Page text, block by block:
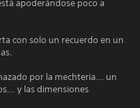
apoderándose poco a
con solo un recuerdo en un
por la mechteria... un
y las dimensiones